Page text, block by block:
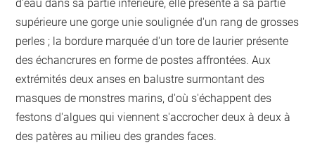
d'eau dans sa partie inférieure, elle présente à sa partie
supérieure une gorge unie soulignée d'un rang de grosses
perles ; la bordure marquée d'un tore de laurier présente
des échancrures en forme de postes affrontées. Aux
extrémités deux anses en balustre surmontant des
masques de monstres marins, d'où s'échappent des
festons d'algues qui viennent s'accrocher deux à deux à
des patères au milieu des grandes faces.